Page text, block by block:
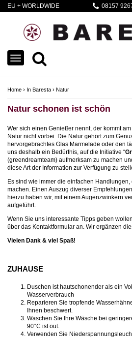
EU + WORLDWIDE
08157
TOGGLE
NAVIGATION
Home › In Baresta › Natur
Natur schonen ist schön
Wer sich einen Genießer nennt, der kommt
Natur nicht vorbei. Die Natur gehört zum
hervorgebrachtes Glas Marmelade oder den
uns deshalb ein Bedürfnis, auf die Initiative “
(greendreamteam) aufmerksam zu machen
diese Art der Information zur Verfügung zu
Es sind wie immer die einfachen
machen. Einen Auszug diverser
hierzu haben wir, mit einem Augenzwinkern
aufgeführt.
Wenn Sie uns interessante Tipps geben
über das Kontaktformular an. Wir ergänzen
Vielen Dank & viel Spaß!
ZUHAUSE
Duschen ist hautschonender als ein
Wasserverbrauch
Reparieren Sie tropfende
Ihnen beschwert.
Waschen Sie Ihre Wäsche bei
90°C ist out.
Verwenden Sie